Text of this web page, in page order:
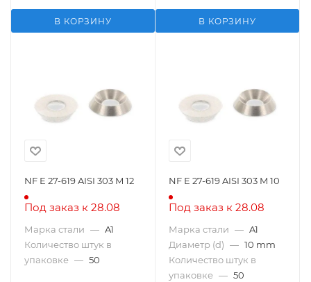
В КОРЗИНУ В КОРЗИНУ
NF E 27-619 AISI 303 M 12
Под заказ к 28.08
Марка стали — A1
Количество штук в
упаковке — 50
NF E 27-619 AISI 303 M 10
Под заказ к 28.08
Марка стали — A1
Диаметр (d) — 10 mm
Количество штук в
упаковке — 50